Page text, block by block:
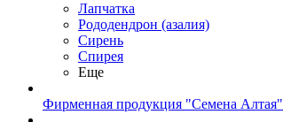
Лапчатка
Рододендрон (азалия)
Сирень
Спирея
Еще
Фирменная продукция "Семена Алтая"